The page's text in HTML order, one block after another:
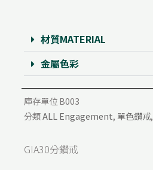
材質MATERIAL
金屬色彩
庫存單位B003
分類ALL Engagement,單色鑽戒,
GIA30分鑽戒